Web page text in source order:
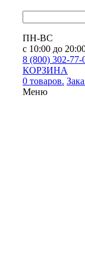
ПН-ВС
с 10:00 до
8 (800) 302-77-
КОРЗИНА
0 товаров.
Меню